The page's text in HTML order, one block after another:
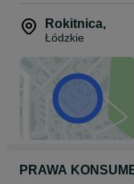
Rokitnica,
Łódzkie
PRAWA